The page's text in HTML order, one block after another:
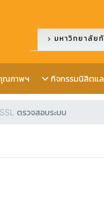
มหาวิทยาลัย
ณภาพฯ กิจกรรมนิสิตแล
SSL ตรวจสอบระบบ